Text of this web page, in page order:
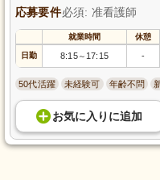
応募要件必須: 准看護師
就業時間 休憩
日勤 8:15～ 17:15 -
50代活躍 未経験可 年齢不問
お気に入り に追加